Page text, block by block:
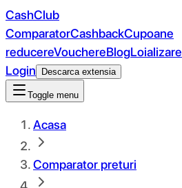
CashClub
ComparatorCashbackCupoane
reducereVouchereBlogLoializare
Login
Descarca extensia
Toggle menu
Acasa
Comparator preturi